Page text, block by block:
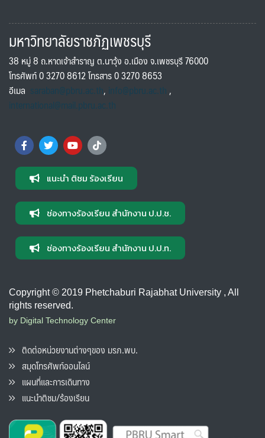
มหาวิทยาลัยราชภัฏเพชรบุรี
38 หมู่ 8 ถ.หาดเจ้าสำราญ ต.นาวุ้ง อ.เมือง จ.เพชรบุรี 76000
โทรศัพท์ 0 3270 8612 โทรสาร 0 3270 8653
อีเมล saraban@pbru.ac.th, info@pbru.ac.th,
international@mail.pbru.ac.th
แนะนำ ติชม ร้องเรียน
ช่องทางร้องเรียน สำนักงาน ป.ป.ช.
ช่องทางร้องเรียน สำนักงาน ป.ป.ท.
Copyright © 2019 Phetchaburi Rajabhat University , All
rights reserved.
by Digital Technology Center
ติดต่อหน่วยงานต่างๆของ มรภ.พบ.
สมุดโทรศัพท์ออนไลน์
แผนที่และการเดินทาง
แนะนำติชม/ร้องเรียน